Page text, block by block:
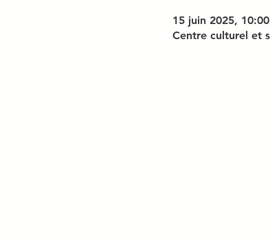
15 juin 2025,
Centre culturel et